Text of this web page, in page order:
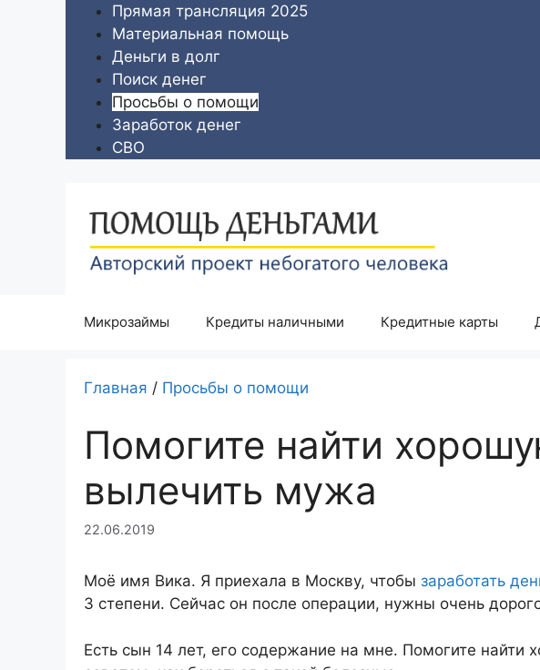
содержимому
Прямая трансляция 2025
Материальная помощь
Деньги в долг
Поиск денег
Просьбы о помощи
Заработок денег
СВО
Микрозаймы Кредиты наличными Кредитные карты
Главная / Просьбы о помощи
Помогите найти
вылечить мужа
22.06.2019
Моё имя Вика. Я приехала в Москву, чтобы заработать
3 степени. Сейчас он после операции, нужны очень
Есть сын 14 лет, его содержание на мне. Помогите